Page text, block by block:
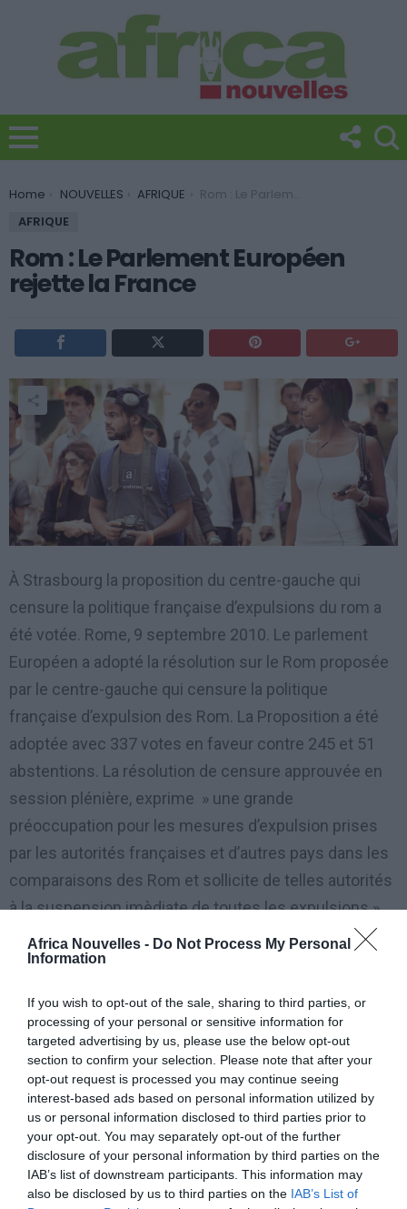
Africa Nouvelles - Do Not Process My Personal
Information
If you wish to opt-out of the sale, sharing to third parties, or
processing of your personal or sensitive information for
targeted advertising by us, please use the below opt-out
section to confirm your selection. Please note that after your
opt-out request is processed you may continue seeing
interest-based ads based on personal information utilized by
us or personal information disclosed to third parties prior to
your opt-out. You may separately opt-out of the further
disclosure of your personal information by third parties on the
IAB’s list of downstream participants. This information may
also be disclosed by us to third parties on the IAB’s List of
You are here:
Home NOUVELLES AFRIQUE
Rom : Le Parlement Européen rejette la France
AFRIQUE
Rom : Le Parlement Européen
rejette la France
À Strasbourg la proposition du centre-gauche qui
censure la politique française d’expulsions du rom a
été votée. Rome, 9 septembre 2010. Le parlement
Européen a adopté la résolution sur le Rom proposée
par le centre-gauche qui censure la politique
française d’expulsion des Rom. La Proposition a été
adoptée avec 337 votes en faveur contre 245 et 51
abstentions. La résolution de censure approuvée en
session plénière, exprime » une grande
préoccupation pour les mesures d’expulsion prises
par les autorités françaises et d’autres pays dans les
comparaisons des Rom et sollicite de telles autorités
à la suspension imèdiate de toutes les expulsions ».
Dans le texte de la résolution on peut lire : » Le droit
leurs familles circulaire et de séjourner de librement
dans tout l’UE est un des piliers de la citoyenneté de
l’Union même, comme défini par les Trattati ». La
France, expliquent dans une note de la résolution,
soutient que le démantèlement des camps et les »
expulsions volontaires » se sont déroulées dans le
cadre de la loi de la République et des règles
européennes. Le texte report la » profonde